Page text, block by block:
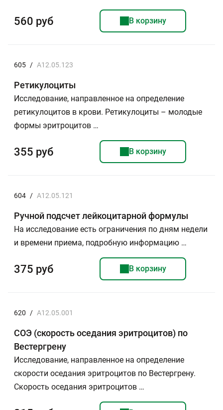
560 руб В корзину
605 / A12.05.123
Ретикулоциты
Исследование, направленное на определение
ретикулоцитов в крови. Ретикулоциты – молодые
формы эритроцитов …
355 руб В корзину
604 / A12.05.121
Ручной подсчет лейкоцитарной формулы
На исследование есть ограничения по дням недели
и времени приема, подробную информацию …
375 руб В корзину
620 / A12.05.001
СОЭ (скорость оседания эритроцитов) по
Вестергрену
Исследование, направленное на определение
скорости оседания эритроцитов по Вестергрену.
Скорость оседания эритроцитов …